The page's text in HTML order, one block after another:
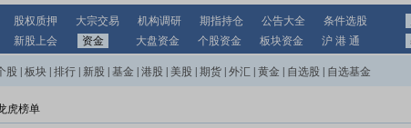
股权质押 大宗交易 机构调研 期指持仓 公告大全 条件选股
新股上会 资金 大盘资金 个股资金 板块资金 沪 港 通
股 板块 排行 新股 基金 港股 美股 期货 外汇 黄金 自选股 自选基金
虎榜单